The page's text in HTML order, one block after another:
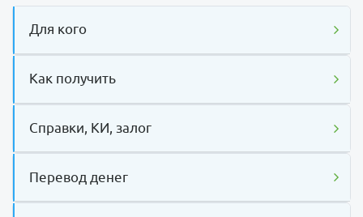
Для кого
Как получить
Справки, КИ, залог
Перевод денег